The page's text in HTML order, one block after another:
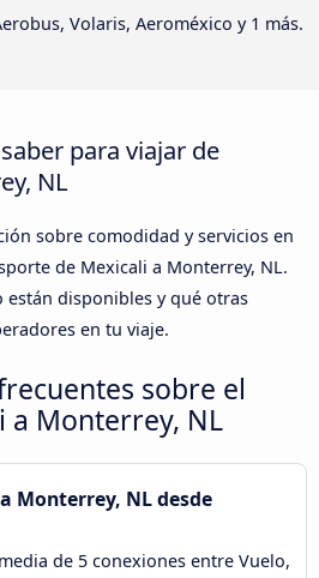
Volaris, Aeroméxico y 1 más.
para viajar de
NL
sobre comodidad y servicios en
de Mexicali a Monterrey, NL.
están disponibles y qué otras
en tu viaje.
sobre el
a Monterrey, NL
Monterrey, NL desde
de 5 conexiones entre Vuelo,